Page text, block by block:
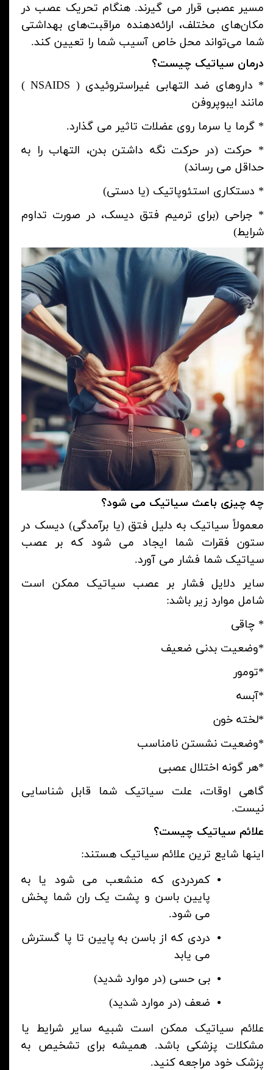
مسیر عصبی قرار می گیرند. هنگام تحریک عصب در
مکان‌های مختلف، ارائه‌دهنده مراقبت‌های بهداشتی
شما می‌تواند محل خاص آسیب شما را تعیین کند.
درمان سیاتیک چیست؟
* داروهای ضد التهابی غیراستروئیدی ( NSAIDS
)
مانند ایبوپروفن
* گرما یا سرما روی عضلات تاثیر می گذارد.
* حرکت (در حرکت نگه داشتن بدن، التهاب را به
حداقل می رساند)
* دستکاری استئوپاتیک (یا دستی)
* جراحی (برای ترمیم فتق دیسک، در صورت تداوم
شرایط)
چه چیزی باعث سیاتیک می شود؟
معمولاً سیاتیک به دلیل فتق (یا برآمدگی) دیسک در
ستون فقرات شما ایجاد می شود که بر عصب
سیاتیک شما فشار می آورد.
سایر دلایل فشار بر عصب سیاتیک ممکن است
شامل موارد زیر باشد:
* چاقی
*وضعیت بدنی ضعیف
*تومور
*آبسه
*لخته خون
*وضعیت نشستن نامناسب
*هر گونه اختلال عصبی
گاهی اوقات، علت سیاتیک شما قابل شناسایی
نیست.
علائم سیاتیک چیست؟
اینها شایع ترین علائم سیاتیک هستند:
کمردردی که منشعب می شود یا به
پایین باسن و پشت یک ران شما پخش
می شود.
دردی که از باسن به پایین تا پا گسترش
می یابد
بی حسی (در موارد شدید)
ضعف (در موارد شدید)
علائم سیاتیک ممکن است شبیه سایر شرایط یا
مشکلات پزشکی باشد. همیشه برای تشخیص به
پزشک خود مراجعه کنید.